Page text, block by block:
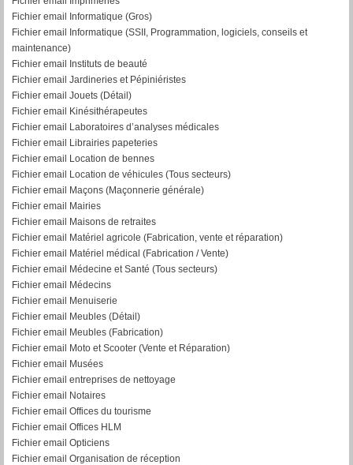
Fichier email Informatique (Gros)
Fichier email Informatique (SSII, Programmation, logiciels, conseils et
maintenance)
Fichier email Instituts de beauté
Fichier email Jardineries et Pépiniéristes
Fichier email Jouets (Détail)
Fichier email Kinésithérapeutes
Fichier email Laboratoires d’analyses médicales
Fichier email Librairies papeteries
Fichier email Location de bennes
Fichier email Location de véhicules (Tous secteurs)
Fichier email Maçons (Maçonnerie générale)
Fichier email Mairies
Fichier email Maisons de retraites
Fichier email Matériel agricole (Fabrication, vente et réparation)
Fichier email Matériel médical (Fabrication / Vente)
Fichier email Médecine et Santé (Tous secteurs)
Fichier email Médecins
Fichier email Menuiserie
Fichier email Meubles (Détail)
Fichier email Meubles (Fabrication)
Fichier email Moto et Scooter (Vente et Réparation)
Fichier email Musées
Fichier email entreprises de nettoyage
Fichier email Notaires
Fichier email Offices du tourisme
Fichier email Offices HLM
Fichier email Opticiens
Fichier email Organisation de réception